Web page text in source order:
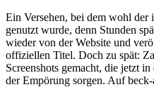
Ein Versehen, bei dem wohl
genutzt wurde, denn Stunden
wieder von der Website und
offiziellen Titel. Doch zu spät:
Screenshots gemacht, die jetzt
der Empörung sorgen. Auf